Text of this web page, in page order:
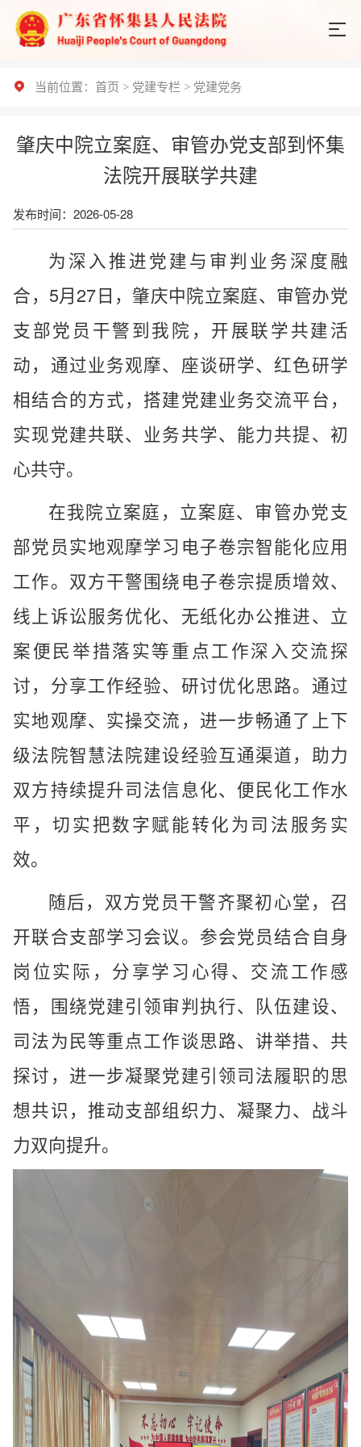
当前位置： 首页 > 党建专栏 > 党建党务
肇庆中院立案庭、审管办党支部到怀集
法院开展联学共建
发布时间：2026-05-28
为深入推进党建与审判业务深度融
合，5月27日，肇庆中院立案庭、审管办党
支部党员干警到我院，开展联学共建活
动，通过业务观摩、座谈研学、红色研学
相结合的方式，搭建党建业务交流平台，
实现党建共联、业务共学、能力共提、初
心共守。
在我院立案庭，立案庭、审管办党支
部党员实地观摩学习电子卷宗智能化应用
工作。双方干警围绕电子卷宗提质增效、
线上诉讼服务优化、无纸化办公推进、立
案便民举措落实等重点工作深入交流探
讨，分享工作经验、研讨优化思路。通过
实地观摩、实操交流，进一步畅通了上下
级法院智慧法院建设经验互通渠道，助力
双方持续提升司法信息化、便民化工作水
平，切实把数字赋能转化为司法服务实
效。
随后，双方党员干警齐聚初心堂，召
开联合支部学习会议。参会党员结合自身
岗位实际，分享学习心得、交流工作感
悟，围绕党建引领审判执行、队伍建设、
司法为民等重点工作谈思路、讲举措、共
探讨，进一步凝聚党建引领司法履职的思
想共识，推动支部组织力、凝聚力、战斗
力双向提升。